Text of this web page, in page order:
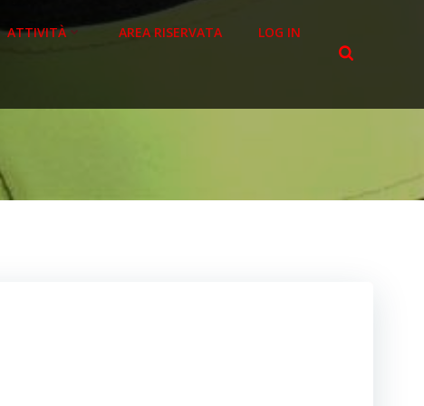
ATTIVITÀ AREA RISERVATA LOG IN